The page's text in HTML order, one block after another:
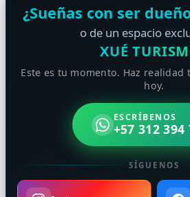
¿Sueñas con ser
o de un espacio
XUÉ
Este es tu momento. Haz
hoy.
ESCRÍBENOS
+57 312 394
SÍGUENOS